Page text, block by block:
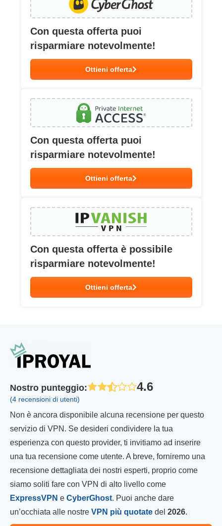
Con questa offerta puoi
risparmiare notevolmente!
Ottieni offerta
Con questa offerta puoi
risparmiare notevolmente!
Ottieni offerta
Con questa offerta è possibile
risparmiare notevolmente!
Ottieni offerta
Nostro punteggio: 4.6
(4 recensioni di utenti)
Non è ancora disponibile alcuna recensione per questo
servizio di VPN. Se desideri condividere la tua
esperienza con questo provider, ti invitiamo ad inserire
una tua recensione come utente. A breve, forniremo una
recensione dettagliata dei nostri esperti, proprio come
siamo soliti fare con VPN di alto livello come
ExpressVPN e CyberGhost. Puoi anche dare
un’occhiata alle nostre VPN più quotate del 2026.